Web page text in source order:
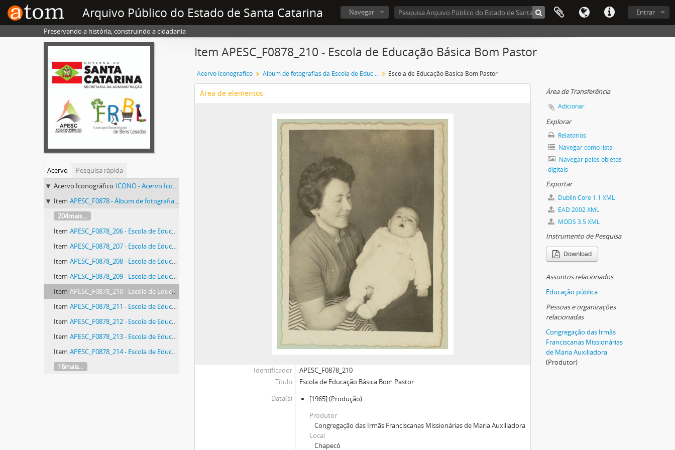
Arquivo Público do Estado de Santa Catarina Entrar
Navegar
Preservando a história, construindo a cidadania
Acervo
Pesquisa rápida
Acervo Iconográfico ICONO - Acervo Iconográfico
Item APESC_F0878 - Álbum de fotografias da Escola de Educação Básica Bom Pastor
204mais...
Item APESC_F0878_206 - Escola de Educação Básica Bom Pastor
Item APESC_F0878_207 - Escola de Educação Básica Bom Pastor
Item APESC_F0878_208 - Escola de Educação Básica Bom Pastor
Item APESC_F0878_209 - Escola de Educação Básica Bom Pastor
Item APESC_F0878_210 - Escola de Educação Básica Bom Pastor
Item APESC_F0878_211 - Escola de Educação Básica Bom Pastor
Item APESC_F0878_212 - Escola de Educação Básica Bom Pastor
Item APESC_F0878_213 - Escola de Educação Básica Bom Pastor
Item APESC_F0878_214 - Escola de Educação Básica Bom Pastor
16mais...
Item APESC_F0878_210 - Escola de Educação Básica Bom Pastor
Acervo Iconográfico Álbum de fotografias da Escola de Educação Básica Bom Pastor Escola de Educação Básica Bom Pastor
Área de elementos
Identificador
APESC_F0878_210
Título
Escola de Educação Básica Bom Pastor
Data(s)
[1965](Produção)
Produtor
Congregação das Irmãs Franciscanas Missionárias de Maria Auxiliadora
Local
Chapecó
Área de Transferência
Adicionar
Explorar
Relatórios
Navegar como lista
Navegar pelos objetos
digitais
Exportar
Dublin Core 1.1 XML
EAD 2002 XML
MODS 3.5 XML
Instrumento de Pesquisa
Download
Assuntos relacionados
Educação pública
Pessoas e organizações
relacionadas
Congregação das Irmãs
Franciscanas Missionárias
de Maria Auxiliadora
(Produtor)